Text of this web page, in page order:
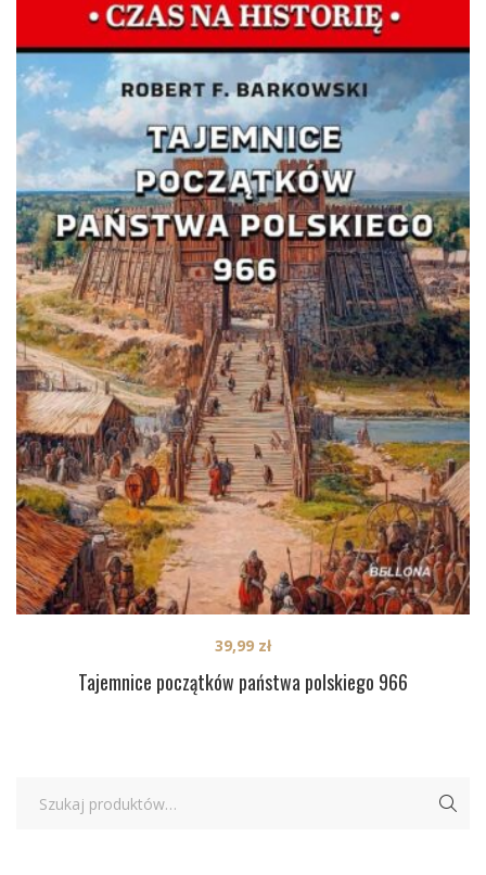
Tajemnice początków państwa polskiego 966
39,99 zł